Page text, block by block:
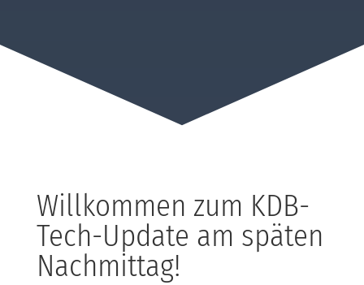
Willkommen zum KDB-
Tech-Update am späten
Nachmittag!